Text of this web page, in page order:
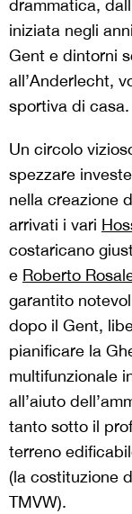
drammatica,
iniziata negli
Gent e dintorni
all’Anderlecht,
sportiva di casa.
Un circolo
spezzare
nella creazione
arrivati i vari
costaricano
e Roberto
garantito
dopo il Gent,
pianificare la
multifunzionale
all’aiuto
tanto sotto il
terreno
(la costituzione
TMVW).